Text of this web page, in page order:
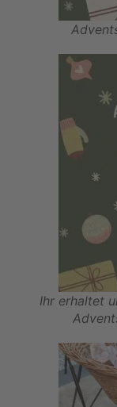
Ihr erhaltet